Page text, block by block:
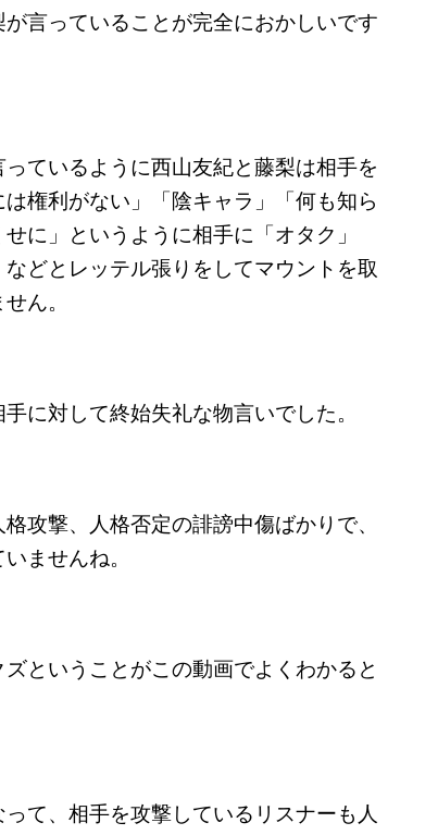
言っていることが完全におかしいです
ているように西山友紀と藤梨は相手を
は権利がない」「陰キャラ」「何も知ら
に」というように相手に「オタク」
などとレッテル張りをしてマウントを取
ん。
に対して終始失礼な物言いでした。
攻撃、人格否定の誹謗中傷ばかりで、
ませんね。
ということがこの動画でよくわかると
て、相手を攻撃しているリスナーも人